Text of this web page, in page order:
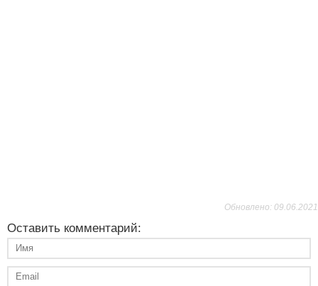
Обновлено: 09.06.2021
Оставить комментарий: